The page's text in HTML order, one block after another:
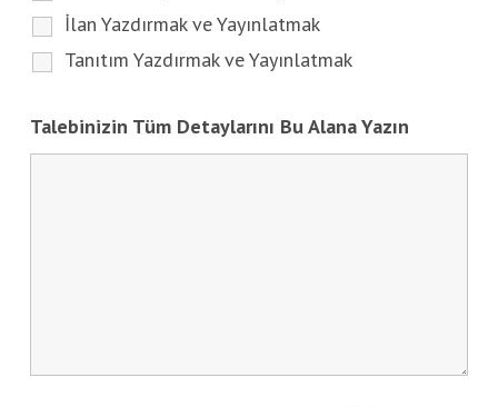
İlan Yazdırmak ve Yayınlatmak
Tanıtım Yazdırmak ve Yayınlatmak
Talebinizin Tüm Detaylarını Bu Alana Yazın